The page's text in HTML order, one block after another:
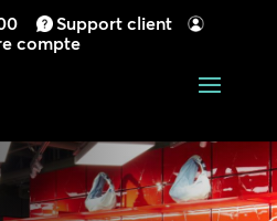
Support client
compte